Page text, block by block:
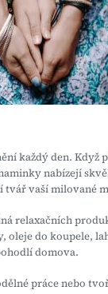
každý den. Když
nabízejí
tvář vaší milované
relaxačních
oleje do koupele,
domova.
práce nebo